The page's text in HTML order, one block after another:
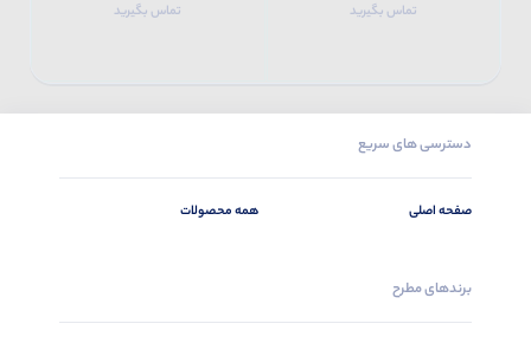
تماس بگیرید
تماس بگیرید
دسترسی های سریع
صفحه اصلی همه محصولات
برندهای مطرح